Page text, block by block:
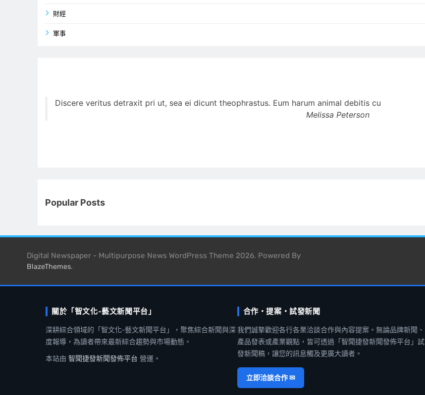
財經
軍事
Discere veritus detraxit pri ut, sea ei dicunt theophrastus. Eum harum animal debitis cu
Melissa Peterson
Popular Posts
Digital Newspaper - Multipurpose News WordPress Theme 2026. Powered By
BlazeThemes.
關於「智文化-藝文新聞平台」
深耕綜合領域的「智文化-藝文新聞平台」，聚焦綜合新聞與深
度報導，為讀者帶來最新綜合趨勢與市場動態。
本站由 智聞捷發新聞發佈平台 營運。
合作・提案・試發新聞
我們誠摯歡迎各行各業洽談合作與內容提案。無論品牌新聞、
產品發表或產業觀點，皆可透過「智聞捷發新聞發佈平台」試
發新聞稿，讓您的訊息觸及更廣大讀者。
立即洽談合作 ✉